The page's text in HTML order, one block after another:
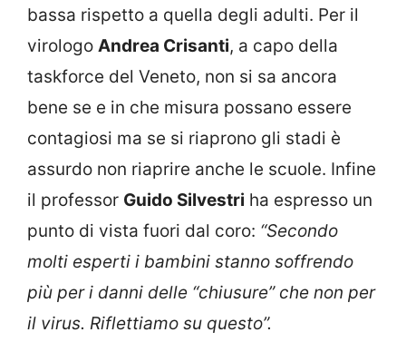
bassa rispetto a quella degli adulti. Per il
virologo Andrea Crisanti, a capo della
taskforce del Veneto, non si sa ancora
bene se e in che misura possano essere
contagiosi ma se si riaprono gli stadi è
assurdo non riaprire anche le scuole. Infine
il professor Guido Silvestri ha espresso un
punto di vista fuori dal coro: “Secondo
molti esperti i bambini stanno soffrendo
più per i danni delle “chiusure” che non per
il virus. Riflettiamo su questo”.